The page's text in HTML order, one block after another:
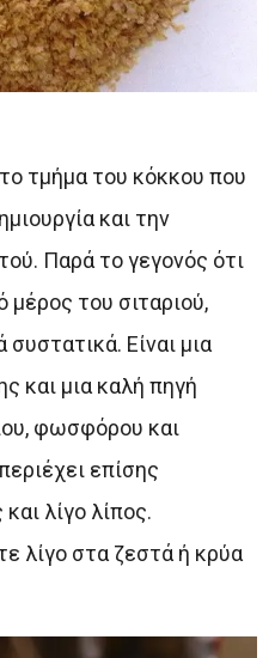
τμήμα του κόκκου που
και την
Παρά το γεγονός ότι
μέρος του σιταριού,
Είναι μια
και μια καλή πηγή
φωσφόρου και
επίσης
λίγο λίπος.
λίγο στα ζεστά ή κρύα